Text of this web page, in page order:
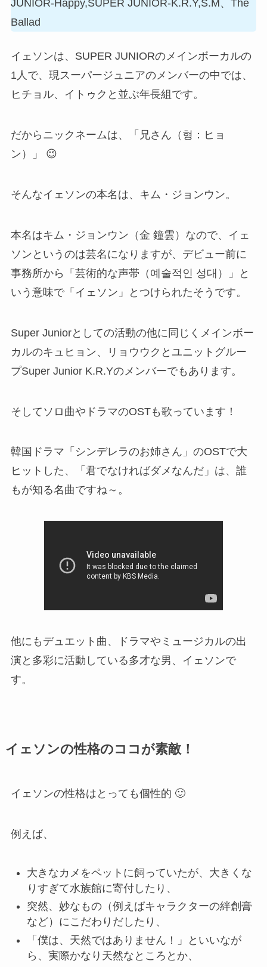
JUNIOR-Happy,SUPER JUNIOR-K.R.Y,S.M、The
Ballad
イェソンは、SUPER JUNIORのメインボーカルの
1人で、現スーパージュニアのメンバーの中では、
ヒチョル、イトゥクと並ぶ年長組です。
だからニックネームは、「兄さん（형：ヒョ
ン）」 😉
そんなイェソンの本名は、キム・ジョンウン。
本名はキム・ジョンウン（金 鐘雲）なので、イェ
ソンというのは芸名になりますが、デビュー前に
事務所から
「芸術的な声帯（예술적인 성대）」と
いう意味で「イェソン」
とつけられたそうです。
Super Juniorとしての活動の他に同じくメインボー
カルのキュヒョン、リョウウクとユニットグルー
プSuper Junior K.R.Yのメンバーでもあります。
そしてソロ曲やドラマのOSTも歌っています！
韓国ドラマ「シンデレラのお姉さん」のOSTで大
ヒットした、「君でなければダメなんだ」は、誰
もが知る名曲ですね～。
他にもデュエット曲、ドラマやミュージカルの出
演と多彩に活動している多才な男、イェソンで
す。
イェソンの性格のココが素敵！
イェソンの性格はとっても個性的 🙂
例えば、
大きなカメをペットに飼っていたが、大きくな
りすぎて水族館に寄付したり、
突然、妙なもの（例えばキャラクターの絆創膏
など）にこだわりだしたり、
「僕は、天然ではありません！」といいなが
ら、実際かなり天然なところとか、